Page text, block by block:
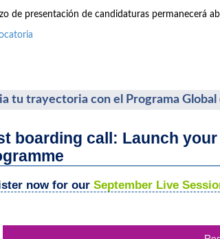
de presentación de candidaturas permanecerá
tu trayectoria con el Programa Global
boarding call: Launch
now for our September Live